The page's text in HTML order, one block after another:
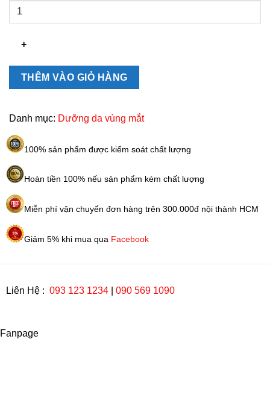
Kem
Premium
Care
Cream
Bản
số
THÊM VÀO GIỎ HÀNG
Danh mục: Dưỡng da vùng mắt
100% sản phẩm được kiểm soát chất lượng
Hoàn tiền 100% nếu sản phẩm kém chất lượng
Miễn phí vận chuyển đơn hàng trên 300.000đ nội thành HCM
Giảm 5% khi mua qua Facebook
Liên Hệ : 093 123 1234 090 569 1090
Fanpage